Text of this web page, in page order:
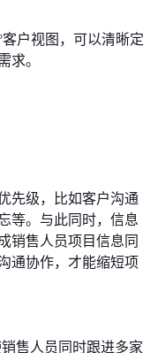
户视图，可以清晰定
。
先级，比如客户沟通
等。与此同时，信息
销售人员项目信息同
通协作，才能缩短项
售人员同时跟进多家